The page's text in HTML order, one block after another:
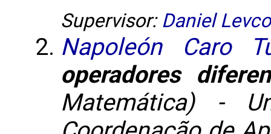
Supervisor: Daniel
Napoleón Caro
operadores
Matemática) -